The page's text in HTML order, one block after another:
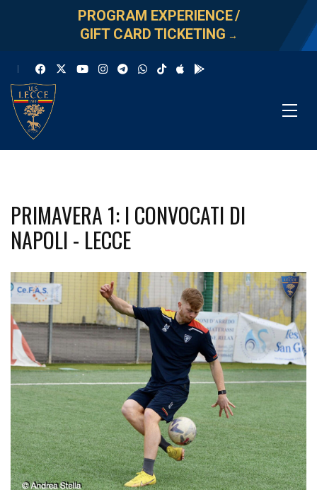
PROGRAM EXPERIENCE/
GIFT CARD TICKETING →
PRIMAVERA 1: I CONVOCATI DI
NAPOLI - LECCE